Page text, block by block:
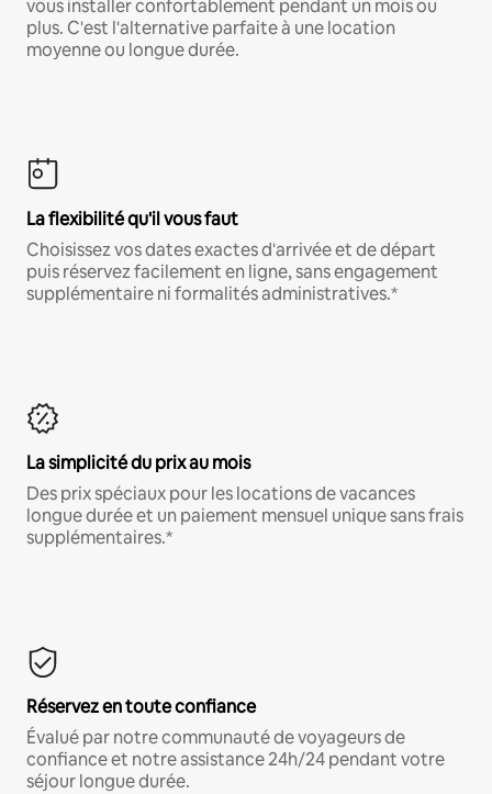
vous installer confortablement pendant un mois ou
plus. C'est l'alternative parfaite à une location
moyenne ou longue durée.
La flexibilité qu'il vous faut
Choisissez vos dates exactes d'arrivée et de départ
puis réservez facilement en ligne, sans engagement
supplémentaire ni formalités administratives.*
La simplicité du prix au mois
Des prix spéciaux pour les locations de vacances
longue durée et un paiement mensuel unique sans frais
supplémentaires.*
Réservez en toute confiance
Évalué par notre communauté de voyageurs de
confiance et notre assistance 24h/24 pendant votre
séjour longue durée.